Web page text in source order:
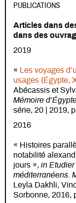
PUBLICATIONS
Articles dans
dans des
2019
«
Les voyages
usages (Égypte,
Abécassis et
Mémoire
série, 20 | 2019,
2016
« Histoires
notabilité
jours », in
méditerranéens.
Leyla Dakhli,
Sorbonne, 2016,